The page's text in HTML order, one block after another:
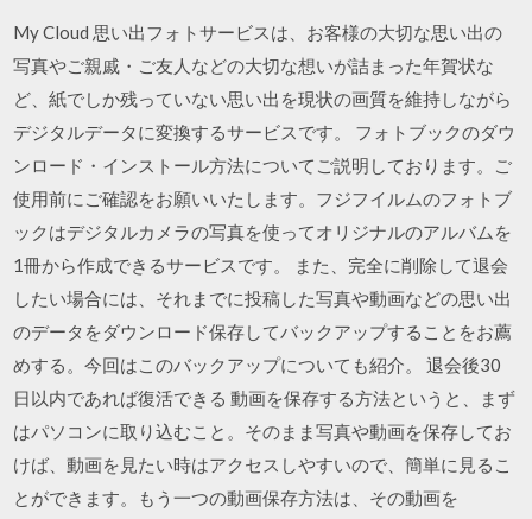
My Cloud 思い出フォトサービスは、お客様の大切な思い出の
写真やご親戚・ご友人などの大切な想いが詰まった年賀状な
ど、紙でしか残っていない思い出を現状の画質を維持しながら
デジタルデータに変換するサービスです。 フォトブックのダウ
ンロード・インストール方法についてご説明しております。ご
使用前にご確認をお願いいたします。フジフイルムのフォトブ
ックはデジタルカメラの写真を使ってオリジナルのアルバムを
1冊から作成できるサービスです。 また、完全に削除して退会
したい場合には、それまでに投稿した写真や動画などの思い出
のデータをダウンロード保存してバックアップすることをお薦
めする。今回はこのバックアップについても紹介。 退会後30
日以内であれば復活できる 動画を保存する方法というと、まず
はパソコンに取り込むこと。そのまま写真や動画を保存してお
けば、動画を見たい時はアクセスしやすいので、簡単に見るこ
とができます。もう一つの動画保存方法は、その動画を